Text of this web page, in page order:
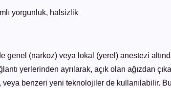
yorgunluk, halsizlik
(narkoz) veya lokal (yerel) anestezi
yerlerinden ayrılarak, açık olan ağızdan
benzeri yeni teknolojiler de kullanılabilir.